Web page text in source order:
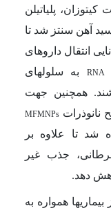
پلی­اتیلن
آهن سنتز شد تا
انتقال داروهای
RNA
به سلول­های
همچنین جهت
نانوذرات MFMNPs
شد تا علاوه بر
جذب غیر
دهد.
همواره به